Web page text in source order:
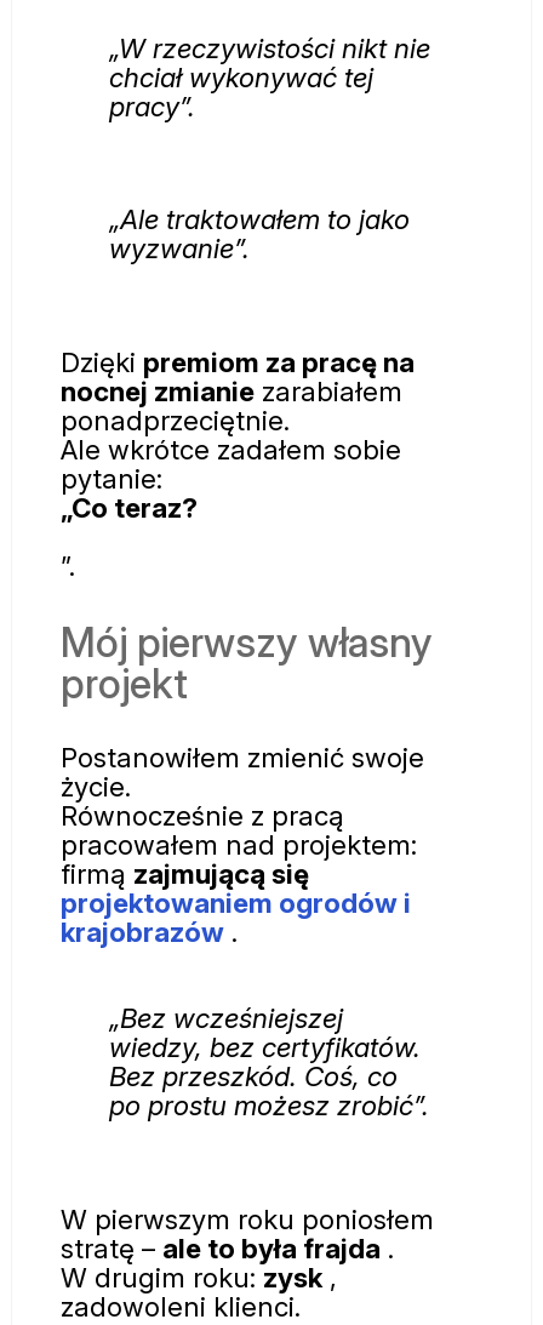
„W rzeczywistości nikt nie
chciał wykonywać tej
pracy”.
„Ale traktowałem to jako
wyzwanie”.
Dzięki premiom za pracę na
nocnej zmianie zarabiałem
ponadprzeciętnie.
Ale wkrótce zadałem sobie
pytanie:
„Co teraz?
”.
Mój pierwszy własny
projekt
Postanowiłem zmienić swoje
życie.
Równocześnie z pracą
pracowałem nad projektem:
firmą zajmującą się
projektowaniem ogrodów i
krajobrazów .
„Bez wcześniejszej
wiedzy, bez certyfikatów.
Bez przeszkód. Coś, co
po prostu możesz zrobić”.
W pierwszym roku poniosłem
stratę – ale to była frajda .
W drugim roku: zysk ,
zadowoleni klienci.